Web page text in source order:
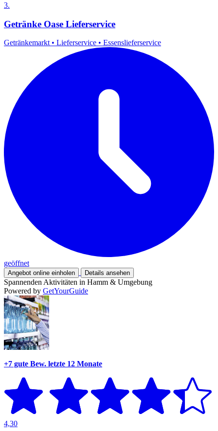
3.
Getränke Oase Lieferservice
Getränkemarkt • Lieferservice • Essenslieferservice
geöffnet
Angebot online einholen Details ansehen
Spannenden Aktivitäten in Hamm & Umgebung
Powered by GetYourGuide
+7 gute Bew. letzte 12 Monate
4,30